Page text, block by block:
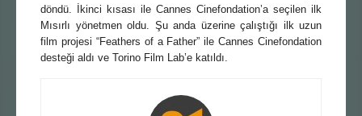
döndü. İkinci kısası ile Cannes Cinefondation’a seçilen ilk
Mısırlı yönetmen oldu. Şu anda üzerine çalıştığı ilk uzun
film projesi “Feathers of a Father” ile Cannes Cinefondation
desteği aldı ve Torino Film Lab’e katıldı.